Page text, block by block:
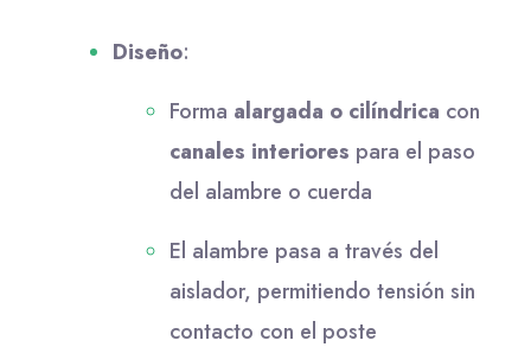
Diseño:
Forma alargada o cilíndrica con
canales interiores para el paso
del alambre o cuerda
El alambre pasa a través del
aislador, permitiendo tensión sin
contacto con el poste